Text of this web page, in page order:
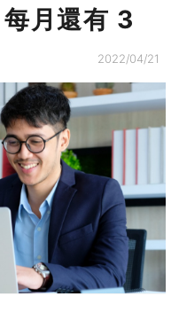
月還有 3
2022/04/21